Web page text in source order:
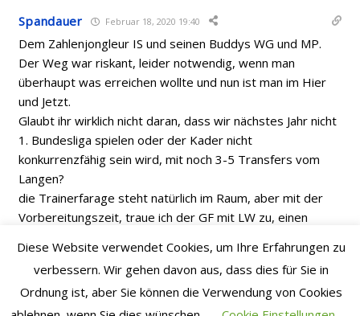
Spandauer Februar 18, 2020 19:40
Dem Zahlenjongleur IS und seinen Buddys WG und MP.
Der Weg war riskant, leider notwendig, wenn man
überhaupt was erreichen wollte und nun ist man im Hier
und Jetzt.
Glaubt ihr wirklich nicht daran, dass wir nächstes Jahr nicht
1. Bundesliga spielen oder der Kader nicht
konkurrenzfähig sein wird, mit noch 3-5 Transfers vom
Langen?
die Trainerfarage steht natürlich im Raum, aber mit der
Vorbereitungszeit, traue ich der GF mit LW zu, einen
einen weiteren Luhukay oder Dardai.
Stiller Februar 18, 2020 19:34
Diese Website verwendet Cookies, um Ihre Erfahrungen zu
verbessern. Wir gehen davon aus, dass dies für Sie in
Ordnung ist, aber Sie können die Verwendung von Cookies